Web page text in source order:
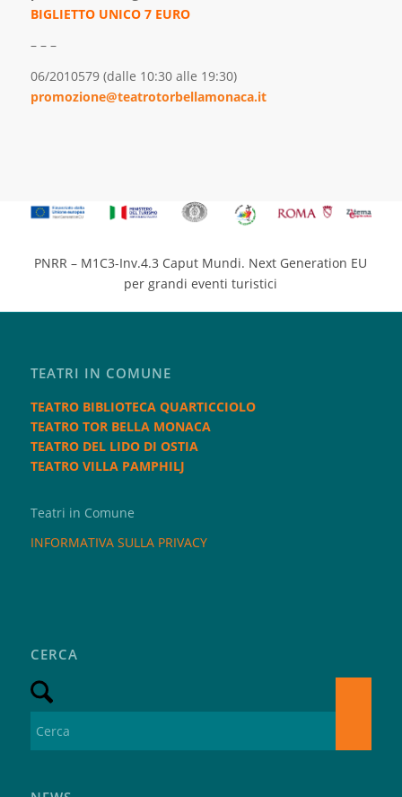
BIGLIETTO UNICO 7 EURO
– – –
06/2010579 (dalle 10:30 alle 19:30)
promozione@teatrotorbellamonaca.it
PNRR – M1C3-Inv.4.3 Caput Mundi. Next Generation EU
per grandi eventi turistici
TEATRI IN COMUNE
TEATRO BIBLIOTECA QUARTICCIOLO
TEATRO TOR BELLA MONACA
TEATRO DEL LIDO DI OSTIA
TEATRO VILLA PAMPHILJ
Teatri in Comune
INFORMATIVA SULLA PRIVACY
CERCA